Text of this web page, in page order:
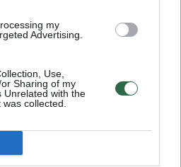
my
Advertising.
Use,
Sharing of my
Unrelated with the
collected.
karštas: temperatūra kils iki
bandymu įsitvirtinti
neteisus